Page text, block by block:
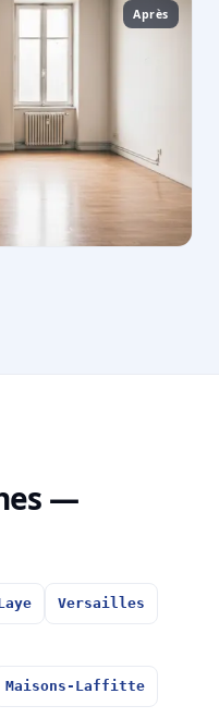
Après
—
Versailles
Maisons-Laffitte